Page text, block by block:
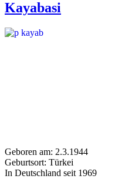
Kayabasi
Geboren am: 2.3.1944
Geburtsort: Türkei
In Deutschland seit 1969